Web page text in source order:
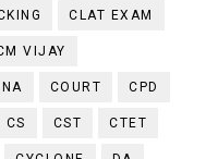
CLAT EXAM
VIJAY
COURT CPD
CS CST CTET